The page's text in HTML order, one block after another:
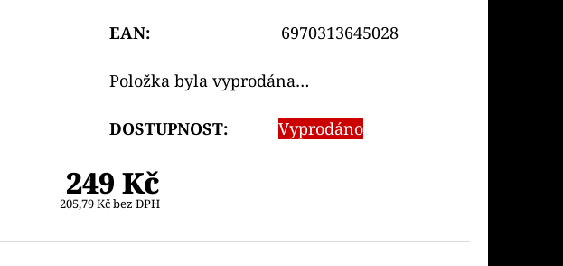
EAN: 6970313645028
Položka byla vyprodána…
DOSTUPNOST: Vyprodáno
249 Kč
205,79 Kč bez DPH